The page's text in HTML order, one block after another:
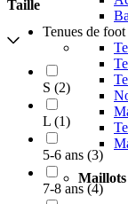
Tenues de foot
Taille
S (2)
L (1)
5-6 ans (3)
7-8 ans (4)